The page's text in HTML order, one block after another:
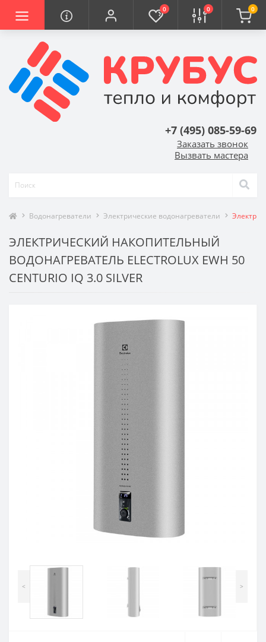
0 0 0
+7 (495) 085-59-69
Заказать звонок
Вызвать мастера
Водонагреватели Электрические водонагреватели
ЭЛЕКТРИЧЕСКИЙ НАКОПИТЕЛЬНЫЙ
ВОДОНАГРЕВАТЕЛЬ ELECTROLUX EWH 50
CENTURIO IQ 3.0 SILVER
< >